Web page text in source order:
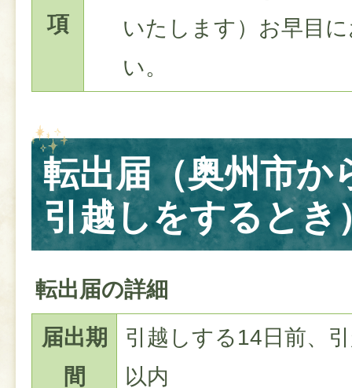
項
いたします）お早目
い。
転出届（奥州市か
引越しをするとき
転出届の詳細
届出期
間
引越しする14日前、
以内